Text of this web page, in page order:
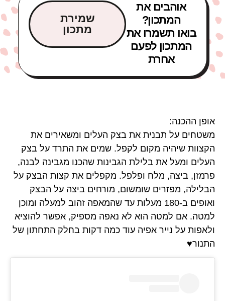
אוהבים את
המתכון?
בואו תשמרו את
המתכון לפעם
אחרת
שמירת
מתכון
אופן ההכנה:
משטחים על תבנית את בצק העלים ומשאירים את
הקצוות שיהיה מקום לקפל. שמים את התרד על בצק
העלים ומעל את בלילת הגבינות שהכנו מגבינה לבנה,
פרמזן, ביצה, מלח ופלפל. מקפלים את קצות הבצק על
הבלילה, מפזרים שומשום, מורחים ביצה על הבצק
ואופים ב-180 מעלות עד שהמאפה זהוב למעלה ומוכן
למטה. אם למטה הוא לא נאפה מספיק, אפשר להוציא
ולאפות על נייר אפיה עוד כמה דקות בחלק התחתון של
התנור♥️